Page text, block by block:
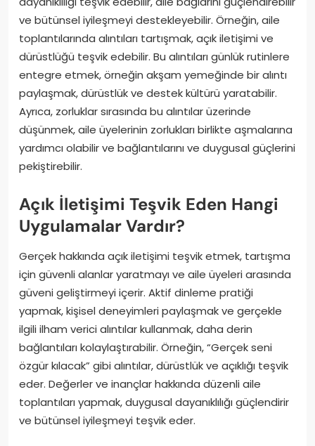
ve bütünsel iyileşmeyi destekleyebilir. Örneğin, aile
toplantılarında alıntıları tartışmak, açık iletişimi ve
dürüstlüğü teşvik edebilir. Bu alıntıları günlük rutinlere
entegre etmek, örneğin akşam yemeğinde bir alıntı
paylaşmak, dürüstlük ve destek kültürü yaratabilir.
Ayrıca, zorluklar sırasında bu alıntılar üzerinde
düşünmek, aile üyelerinin zorlukları birlikte aşmalarına
yardımcı olabilir ve bağlantılarını ve duygusal güçlerini
pekiştirebilir.
Açık İletişimi Teşvik Eden Hangi
Uygulamalar Vardır?
Gerçek hakkında açık iletişimi teşvik etmek, tartışma
için güvenli alanlar yaratmayı ve aile üyeleri arasında
güveni geliştirmeyi içerir. Aktif dinleme pratiği
yapmak, kişisel deneyimleri paylaşmak ve gerçekle
ilgili ilham verici alıntılar kullanmak, daha derin
bağlantıları kolaylaştırabilir. Örneğin, “Gerçek seni
özgür kılacak” gibi alıntılar, dürüstlük ve açıklığı teşvik
eder. Değerler ve inançlar hakkında düzenli aile
toplantıları yapmak, duygusal dayanıklılığı güçlendirir
ve bütünsel iyileşmeyi teşvik eder.